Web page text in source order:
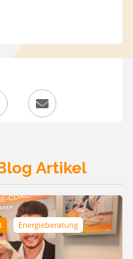
Artikel
Energieberatung